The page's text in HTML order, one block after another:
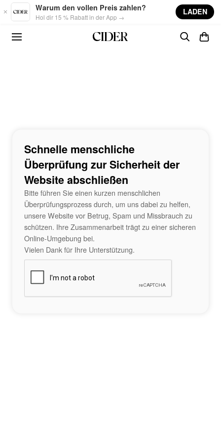
Skip to main content
Warum den vollen Preis zahlen?
Hol dir 15 % Rabatt in der App →
LADEN
Schnelle menschliche
Überprüfung zur Sicherheit der
Website abschließen
Bitte führen Sie einen kurzen menschlichen
Überprüfungsprozess durch, um uns dabei zu helfen,
unsere Website vor Betrug, Spam und Missbrauch zu
schützen. Ihre Zusammenarbeit trägt zu einer sicheren
Online-Umgebung bei.
Vielen Dank für Ihre Unterstützung.